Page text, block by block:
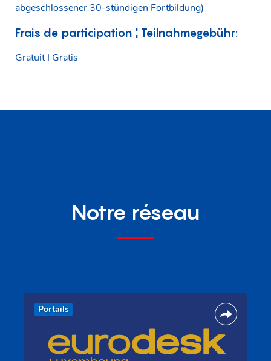
abgeschlossener 30-stündigen Fortbildung)
Frais de participation ¦ Teilnahmegebühr:
Gratuit I Gratis
Notre réseau
Portails